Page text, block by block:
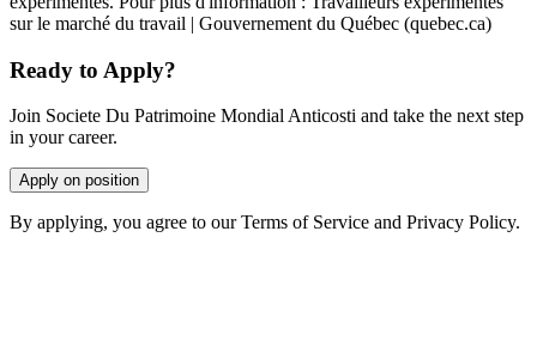
sur le marché du travail | Gouvernement du Québec (quebec.ca)
Ready to Apply?
Join Societe Du Patrimoine Mondial Anticosti and take the next step
in your career.
Apply on position
By applying, you agree to our Terms of Service and Privacy Policy.